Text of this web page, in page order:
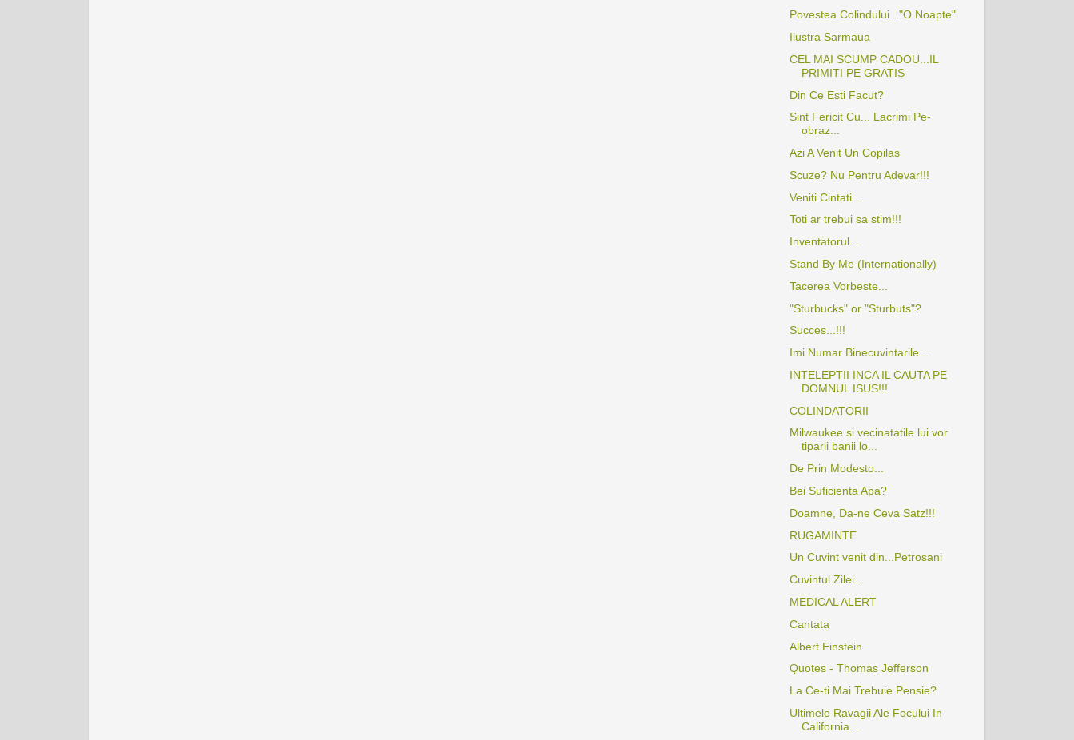
Povestea Colindului..."O Noapte"
Ilustra Sarmaua
CEL MAI SCUMP CADOU...IL
PRIMITI PE GRATIS
Din Ce Esti Facut?
Sint Fericit Cu... Lacrimi Pe-
obraz...
Azi A Venit Un Copilas
Scuze? Nu Pentru Adevar!!!
Veniti Cintati...
Toti ar trebui sa stim!!!
Inventatorul...
Stand By Me (Internationally)
Tacerea Vorbeste...
"Sturbucks" or "Sturbuts"?
Succes...!!!
Imi Numar Binecuvintarile...
INTELEPTII INCA IL CAUTA PE
DOMNUL ISUS!!!
COLINDATORII
Milwaukee si vecinatatile lui vor
tiparii banii lo...
De Prin Modesto...
Bei Suficienta Apa?
Doamne, Da-ne Ceva Satz!!!
RUGAMINTE
Un Cuvint venit din...Petrosani
Cuvintul Zilei...
MEDICAL ALERT
Cantata
Albert Einstein
Quotes - Thomas Jefferson
La Ce-ti Mai Trebuie Pensie?
Ultimele Ravagii Ale Focului In
California...